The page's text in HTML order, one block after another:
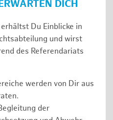
DICH
Du Einblicke in
und wirst
des Referendariats
werden von Dir aus
der